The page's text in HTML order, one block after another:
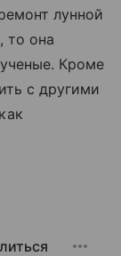
лунной
то она
Кроме
с другими